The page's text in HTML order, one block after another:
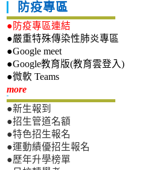
防疫專區
●防疫專區連結
●嚴重特殊傳染性肺炎專區
●Google meet
●Google教育版(教育雲登入)
●微軟 Teams
more新生專區
●新生報到
●招生管道名額
●特色招生報名
●運動績優招生報名
●歷年升學榜單